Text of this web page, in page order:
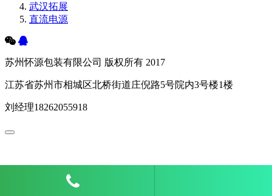
武汉拓展
直流电源
苏州怀源包装有限公司 版权所有 2017
江苏省苏州市相城区北桥街道庄倪路5号院内3号楼1楼
刘经理18262055918